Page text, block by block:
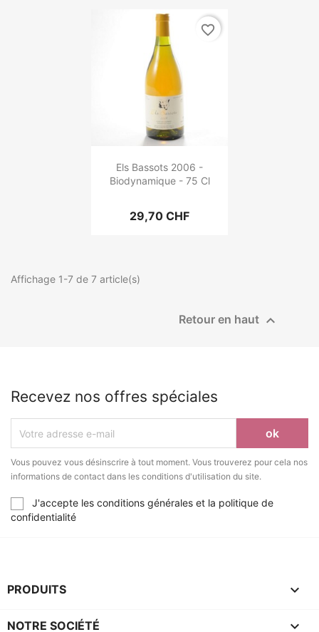
Els Bassots 2006 -
Biodynamique - 75 Cl
29,70 CHF
favorite_border
Affichage 1-7 de 7 article(s)
Retour en haut 
Recevez nos offres spéciales
Vous pouvez vous désinscrire à tout moment. Vous trouverez pour cela nos
informations de contact dans les conditions d'utilisation du site.
J'accepte les conditions générales et la politique de
confidentialité
PRODUITS 
NOTRE SOCIÉTÉ 